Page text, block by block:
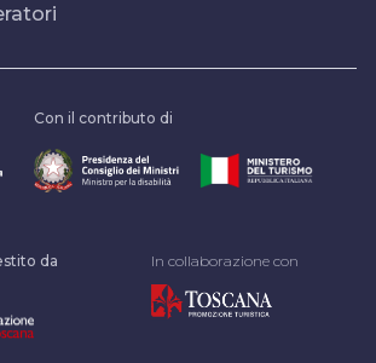
Con il contributo di
da In collaborazione con